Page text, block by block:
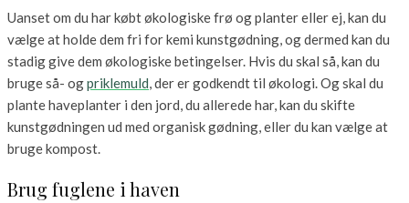
Uanset om du har købt økologiske frø og planter eller ej, kan du
vælge at holde dem fri for kemi kunstgødning, og dermed kan du
stadig give dem økologiske betingelser. Hvis du skal så, kan du
bruge så- ogpriklemuld, der er godkendt til økologi. Og skal du
plante haveplanter i den jord, du allerede har, kan du skifte
kunstgødningen ud med organisk gødning, eller du kan vælge at
bruge kompost.
Brug fuglene i haven